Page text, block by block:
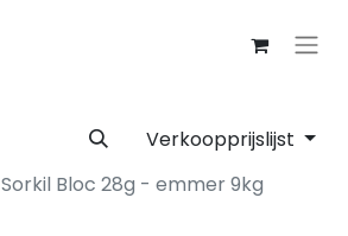
Verkoopprijslijst
Sorkil Bloc 28g - emmer 9kg